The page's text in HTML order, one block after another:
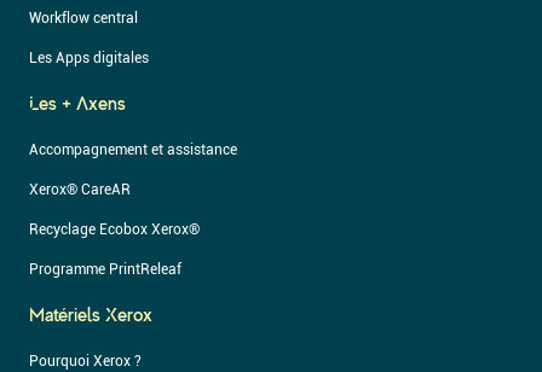
Workflow central
Les Apps digitales
Les + Axens
Accompagnement et assistance
Xerox® CareAR
Recyclage Ecobox Xerox®
Programme PrintReleaf
Matériels Xerox
Pourquoi Xerox ?